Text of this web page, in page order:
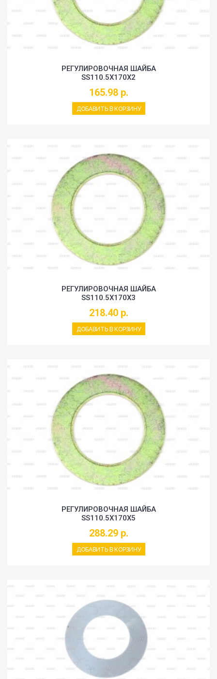
РЕГУЛИРОВОЧНАЯ ШАЙБА
SS110.5X170X2
165.98 р.
ДОБАВИТЬ В КОРЗИНУ
РЕГУЛИРОВОЧНАЯ ШАЙБА
SS110.5X170X3
218.40 р.
ДОБАВИТЬ В КОРЗИНУ
РЕГУЛИРОВОЧНАЯ ШАЙБА
SS110.5X170X5
288.29 р.
ДОБАВИТЬ В КОРЗИНУ